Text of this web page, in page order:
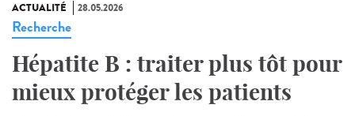
ACTUALITÉ 28.05.2026
Recherche
Hépatite B : traiter plus tôt pour
mieux protéger les patients